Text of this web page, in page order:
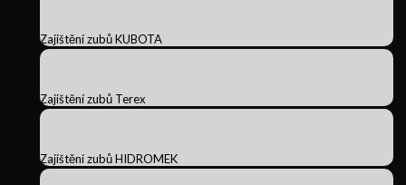
Zajištění zubů KUBOTA
Zajištění zubů Terex
Zajištění zubů HIDROMEK